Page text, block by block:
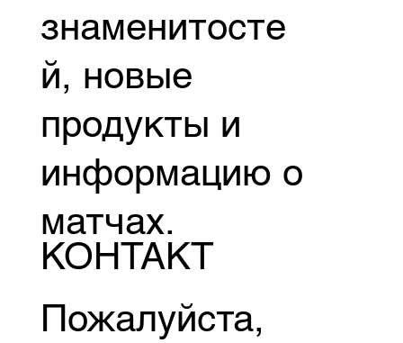
знаменитосте
й, новые
продукты и
информацию о
матчах.
КОНТАКТ
Пожалуйста,